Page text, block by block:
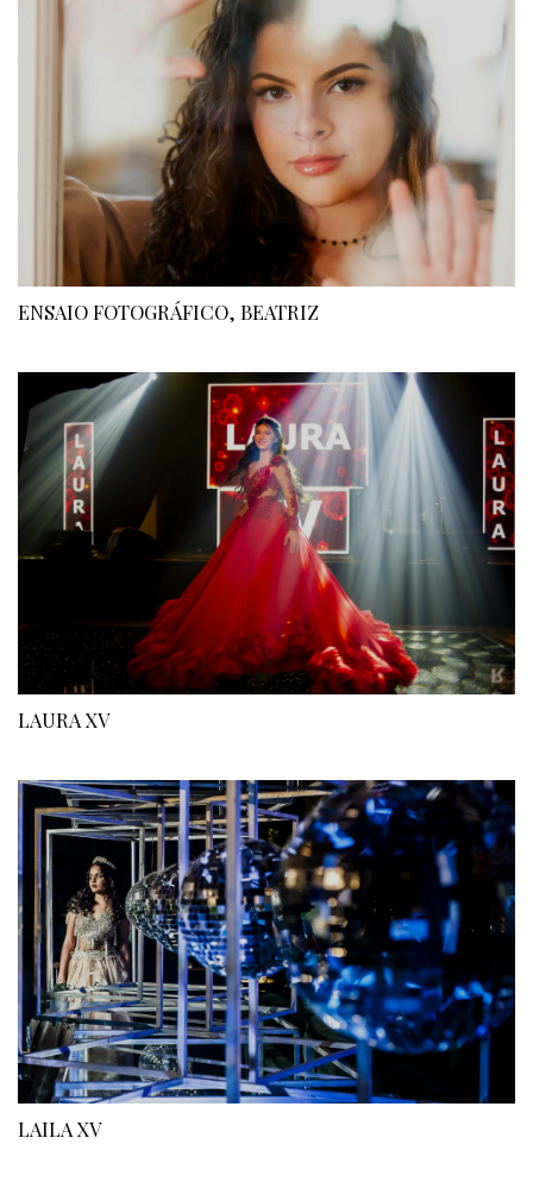
ENSAIO FOTOGRÁFICO, BEATRIZ
LAURA XV
LAILA XV